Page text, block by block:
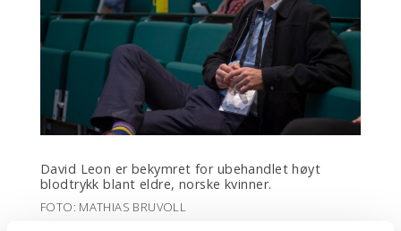
David Leon er bekymret for ubehandlet høyt
blodtrykk blant eldre, norske kvinner.
FOTO: MATHIAS BRUVOLL